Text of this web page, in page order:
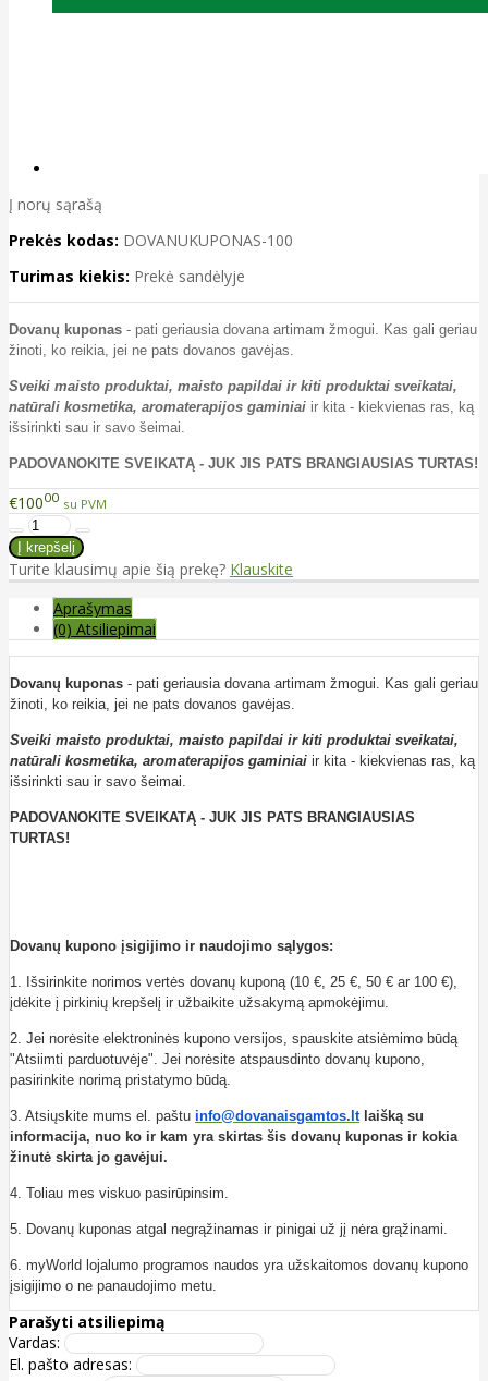
Į norų sąrašą
Prekės kodas: DOVANUKUPONAS-100
Turimas kiekis: Prekė sandėlyje
Dovanų kuponas - pati geriausia dovana artimam žmogui. Kas gali geriau
žinoti, ko reikia, jei ne pats dovanos gavėjas.
Sveiki maisto produktai, maisto papildai ir kiti produktai sveikatai,
natūrali kosmetika, aromaterapijos gaminiai ir kita - kiekvienas ras, ką
išsirinkti sau ir savo šeimai.
PADOVANOKITE SVEIKATĄ - JUK JIS PATS BRANGIAUSIAS TURTAS!
€10000 su PVM
Turite klausimų apie šią prekę? Klauskite
Aprašymas
(0) Atsiliepimai
Dovanų kuponas - pati geriausia dovana artimam žmogui. Kas gali geriau
žinoti, ko reikia, jei ne pats dovanos gavėjas.
Sveiki maisto produktai, maisto papildai ir kiti produktai sveikatai,
natūrali kosmetika, aromaterapijos gaminiai ir kita - kiekvienas ras, ką
išsirinkti sau ir savo šeimai.
PADOVANOKITE SVEIKATĄ - JUK JIS PATS BRANGIAUSIAS
TURTAS!
Dovanų kupono įsigijimo ir naudojimo sąlygos:
1. Išsirinkite norimos vertės dovanų kuponą (10 €, 25 €, 50 € ar 100 €),
įdėkite į pirkinių krepšelį ir užbaikite užsakymą apmokėjimu.
2. Jei norėsite elektroninės kupono versijos, spauskite atsiėmimo būdą
"Atsiimti parduotuvėje". Jei norėsite atspausdinto dovanų kupono,
pasirinkite norimą pristatymo būdą.
3. Atsiųskite mums el. paštu info@dovanaisgamtos.lt laišką su
informacija, nuo ko ir kam yra skirtas šis dovanų kuponas ir kokia
žinutė skirta jo gavėjui.
4. Toliau mes viskuo pasirūpinsim.
5. Dovanų kuponas atgal negrąžinamas ir pinigai už jį nėra grąžinami.
6. myWorld lojalumo programos naudos yra užskaitomos dovanų kupono
įsigijimo o ne panaudojimo metu.
Parašyti atsiliepimą
Vardas:
El. pašto adresas: